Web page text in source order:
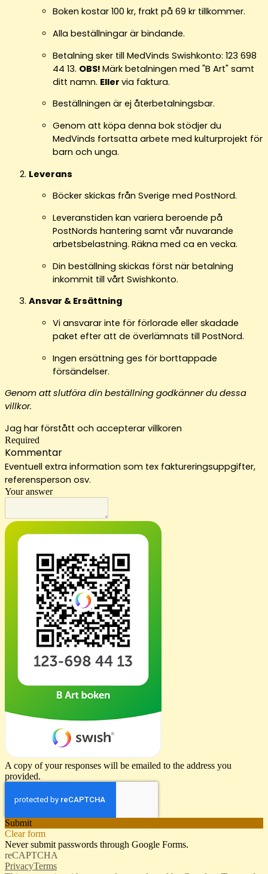
Boken kostar 100 kr, frakt på 69 kr tillkommer.
Alla beställningar är bindande.
Betalning sker till MedVinds Swishkonto: 123 698
44 13. OBS! Märk betalningen med "B Art" samt
ditt namn. Eller via faktura.
Beställningen är ej återbetalningsbar.
Genom att köpa denna bok stödjer du
MedVinds fortsatta arbete med kulturprojekt för
barn och unga.
Leverans
Böcker skickas från Sverige med PostNord.
Leveranstiden kan variera beroende på
PostNords hantering samt vår nuvarande
arbetsbelastning. Räkna med ca en vecka.
Din beställning skickas först när betalning
inkommit till vårt Swishkonto.
Ansvar & Ersättning
Vi ansvarar inte för förlorade eller skadade
paket efter att de överlämnats till PostNord.
Ingen ersättning ges för borttappade
försändelser.
Genom att slutföra din beställning godkänner du dessa
villkor.
Jag har förstått och accepterar villkoren
Required
Kommentar
Eventuell extra information som tex faktureringsuppgifter,
referensperson osv.
Your answer
A copy of your responses will be emailed to the address you
provided.
Submit
Clear form
Never submit passwords through Google Forms.
reCAPTCHA
PrivacyTerms